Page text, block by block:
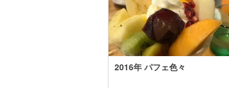
2016年 パフェ色々